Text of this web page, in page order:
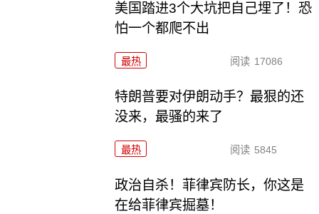
美国踏进3个大坑把自己埋了！恐
怕一个都爬不出
最热 阅读 17086
特朗普要对伊朗动手？最狠的还
没来，最骚的来了
最热 阅读 5845
政治自杀！菲律宾防长，你这是
在给菲律宾掘墓！